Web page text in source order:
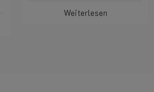
Weiterlesen